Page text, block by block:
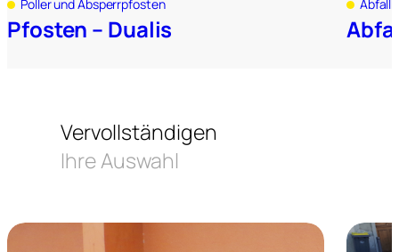
Poller und Absperrpfosten
Pfosten – Dualis
Vervollständigen
Ihre Auswahl